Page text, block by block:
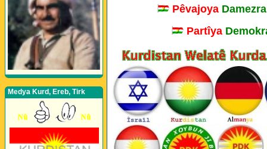
Medya Kurd, Ereb, Tirk
Pêvajoya
Partîya